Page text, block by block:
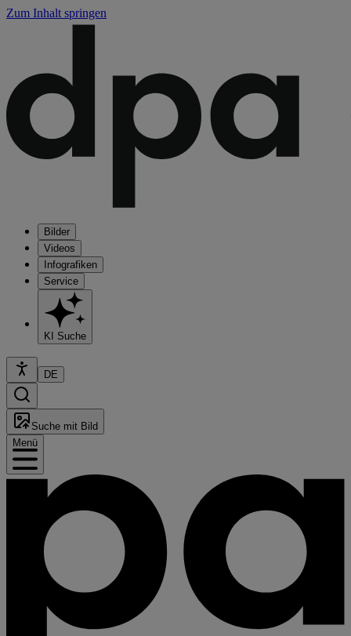
Zum Inhalt springen
Bilder
Videos
Infografiken
Service
KI Suche
DE
Suche mit Bild
Menü